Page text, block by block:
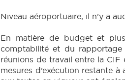
Niveau aéroportuaire, il n’y a
En matière de budget et
comptabilité et du
réunions de travail entre la
mesures d’exécution restante